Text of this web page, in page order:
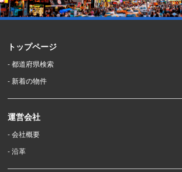
トップページ
- 都道府県検索
- 新着の物件
運営会社
- 会社概要
- 沿革